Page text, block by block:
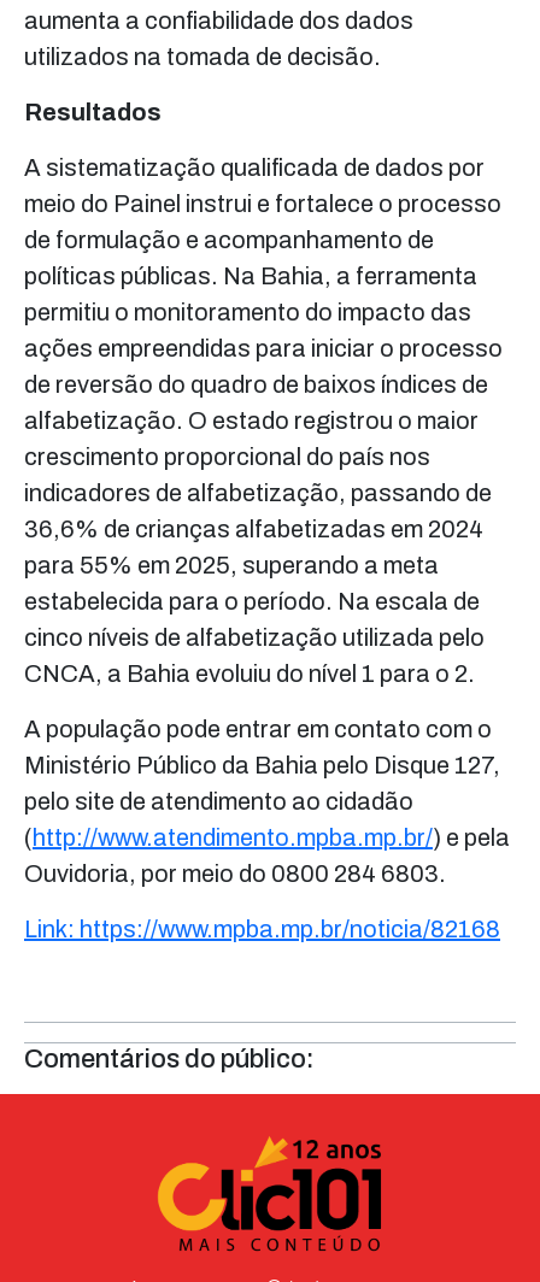
aumenta a confiabilidade dos dados
utilizados na tomada de decisão.
Resultados
A sistematização qualificada de dados por
meio do Painel instrui e fortalece o processo
de formulação e acompanhamento de
políticas públicas. Na Bahia, a ferramenta
permitiu o monitoramento do impacto das
ações empreendidas para iniciar o processo
de reversão do quadro de baixos índices de
alfabetização. O estado registrou o maior
crescimento proporcional do país nos
indicadores de alfabetização, passando de
36,6% de crianças alfabetizadas em 2024
para 55% em 2025, superando a meta
estabelecida para o período. Na escala de
cinco níveis de alfabetização utilizada pelo
CNCA, a Bahia evoluiu do nível 1 para o 2.
A população pode entrar em contato com o
Ministério Público da Bahia pelo Disque 127,
pelo site de atendimento ao cidadão
(http://www.atendimento.mpba.mp.br/) e pela
Ouvidoria, por meio do 0800 284 6803.
Link: https://www.mpba.mp.br/noticia/82168
Comentários do público: